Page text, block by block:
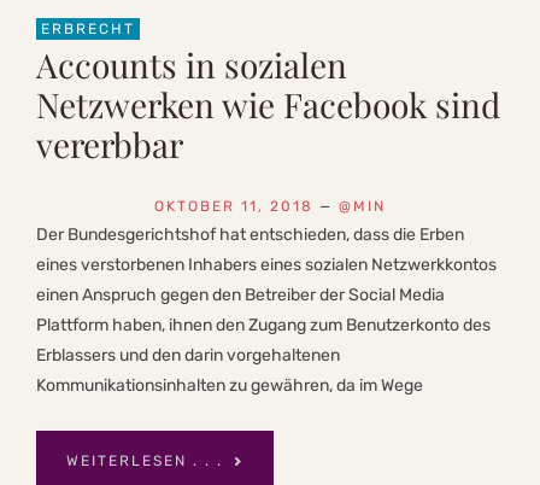
ERBRECHT
Accounts in sozialen
Netzwerken wie Facebook sind
vererbbar
OKTOBER 11, 2018 — @MIN
Der Bundesgerichtshof hat entschieden, dass die Erben
eines verstorbenen Inhabers eines sozialen Netzwerkkontos
einen Anspruch gegen den Betreiber der Social Media
Plattform haben, ihnen den Zugang zum Benutzerkonto des
Erblassers und den darin vorgehaltenen
Kommunikationsinhalten zu gewähren, da im Wege
WEITERLESEN . . .